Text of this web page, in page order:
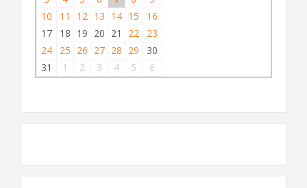
10
11 12 13 14 15
16
17
18 19 20 21 22
23
24
25 26 27 28 29
30
31
1 2 3 4 5 6